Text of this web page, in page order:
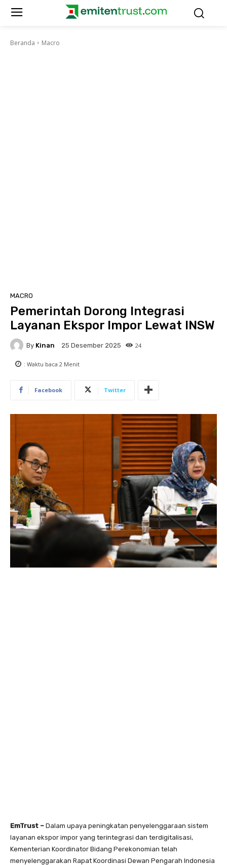
Beranda Macro
MACRO
Pemerintah Dorong Integrasi
Layanan Ekspor Impor Lewat INSW
By Kinan 25 Desember 2025 24
: Waktu baca 2 Menit
Facebook Twitter
EmTrust – Dalam upaya peningkatan penyelenggaraan sistem
layanan ekspor impor yang terintegrasi dan terdigitalisasi,
Kementerian Koordinator Bidang Perekonomian telah
menyelenggarakan Rapat Koordinasi Dewan Pengarah Indonesia